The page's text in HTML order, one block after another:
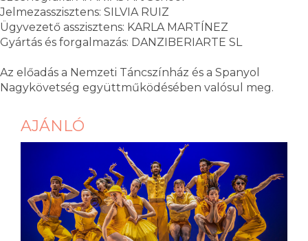
Jelmezasszisztens: SILVIA RUIZ
Ügyvezető asszisztens: KARLA MARTÍNEZ
Gyártás és forgalmazás: DANZIBERIARTE SL
Az előadás a Nemzeti Táncszínház és a Spanyol
Nagykövetség együttműködésében valósul meg.
AJÁNLÓ